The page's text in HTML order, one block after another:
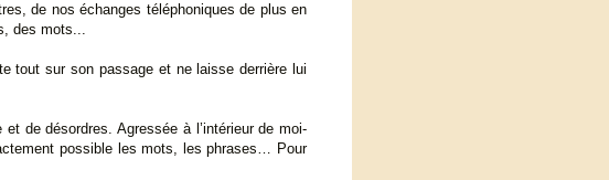
de nos échanges téléphoniques de plus en
des mots...
tout sur son passage et ne laisse derrière lui
de désordres. Agressée à l’intérieur de moi-
possible les mots, les phrases… Pour